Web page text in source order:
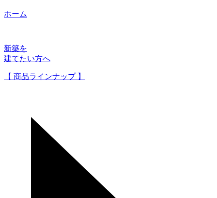
ホーム
新築を
建てたい方へ
【 商品ラインナップ 】